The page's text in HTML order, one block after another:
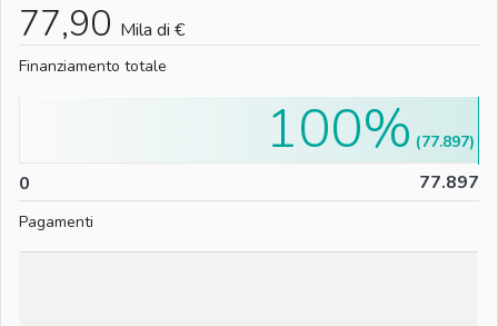
77,90 Mila di €
Finanziamento totale
0 77.897
100% (77.897)
Pagamenti